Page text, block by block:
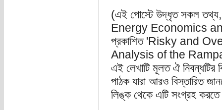
(এই পোস্টে উদ্ধৃত সকল
Energy Economics
প্রকাশিত 'Risky and
Analysis of the Rampal
এই লেখাটি মূলত ঐ
পাঠক যারা আরও বিস্তারিত
লিঙ্ক থেকে এটি সংগ্রহ করতে